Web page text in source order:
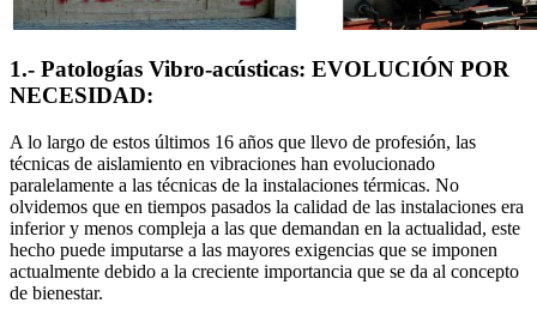
1.- Patologías Vibro-acústicas: EVOLUCIÓN POR
NECESIDAD:
A lo largo de estos últimos 16 años que llevo de profesión, las
técnicas de aislamiento en vibraciones han evolucionado
paralelamente a las técnicas de la instalaciones térmicas. No
olvidemos que en tiempos pasados la calidad de las instalaciones era
inferior y menos compleja a las que demandan en la actualidad, este
hecho puede imputarse a las mayores exigencias que se imponen
actualmente debido a la creciente importancia que se da al concepto
de bienestar.